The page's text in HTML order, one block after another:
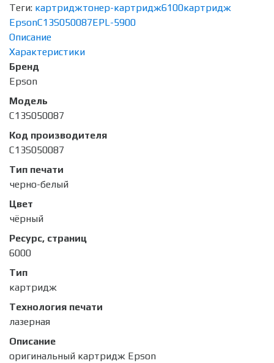
Теги: картриджтонер-картридж6100картридж
EpsonC13S050087EPL-5900
Описание
Характеристики
Бренд
Epson
Модель
C13S050087
Код производителя
C13S050087
Тип печати
черно-белый
Цвет
чёрный
Ресурс, страниц
6000
Тип
картридж
Технология печати
лазерная
Описание
оригинальный картридж Epson